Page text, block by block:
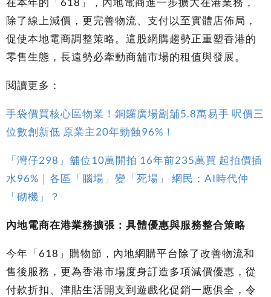
除了線上減價，更完善物流、支付以至實體店佈局，
促使本地電商調整策略。這股網購趨勢正重塑香港的
零售生態，長遠勢必牽動商舖市場的租值與發展。
閱讀更多：
手袋價買核心區物業！銅鑼廣場劏舖5.8萬易手 呎價三
位數創新低 原業主20年勁蝕96%！
「灣仔298」舖位10萬開拍 16年前235萬買 起拍價插
水96%｜各區「腦場」變「死場」 網民：AI時代仲
「砌機」？
內地電商在港業務擴張：具體優惠與服務整合策略
今年「618」購物節，內地網購平台除了改善物流和
售後服務，更為香港市場度身訂造多項減價優惠，從
付款折扣、津貼生活開支到遊戲化促銷一應俱全，令